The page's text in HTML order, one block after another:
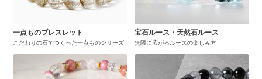
一点ものブレスレット
こだわりの石でつくった一点ものシリーズ
宝石ルース・天然石ルース
無限に広がるルースの楽しみ方